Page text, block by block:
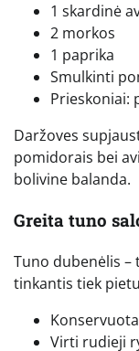
1 skardinė
2 morkos
1 paprika
Smulkinti
Prieskoniai:
Daržoves
pomidorais bei
bolivine balanda.
Greita tuno
Tuno dubenėlis –
tinkantis tiek
Virti rudieji